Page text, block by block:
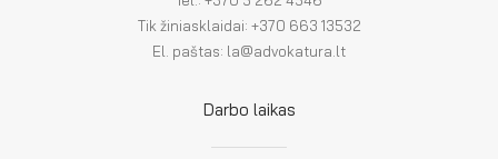
Tik žiniasklaidai: +370 663 13532
El. paštas: la@advokatura.lt
Darbo laikas